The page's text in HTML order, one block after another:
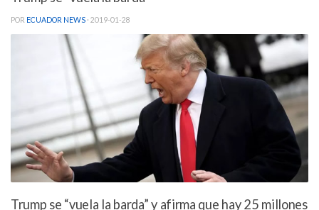
POR ECUADOR NEWS · 2019-01-28
Trump se “vuela la barda” y afirma que hay 25 millones